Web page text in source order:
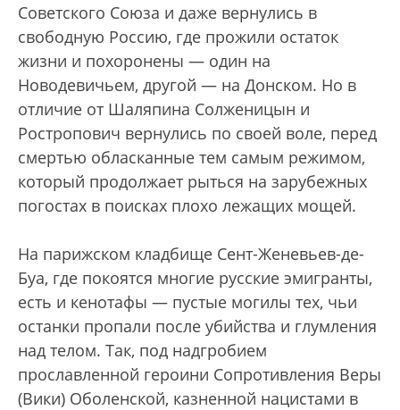
Советского Союза и даже вернулись в
свободную Россию, где прожили остаток
жизни и похоронены — один на
Новодевичьем, другой — на Донском. Но в
отличие от Шаляпина Солженицын и
Ростропович вернулись по своей воле, перед
смертью обласканные тем самым режимом,
который продолжает рыться на зарубежных
погостах в поисках плохо лежащих мощей.
На парижском кладбище Сент-Женевьев-де-
Буа, где покоятся многие русские эмигранты,
есть и кенотафы — пустые могилы тех, чьи
останки пропали после убийства и глумления
над телом. Так, под надгробием
прославленной героини Сопротивления Веры
(Вики) Оболенской, казненной нацистами в